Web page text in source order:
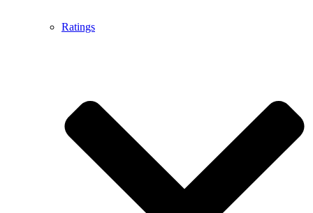
Ratings